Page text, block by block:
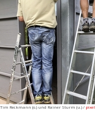
Tim Reckmann (o.) und Rainer Sturm (u.) /